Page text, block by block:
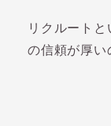
リクルート
の信頼が厚い